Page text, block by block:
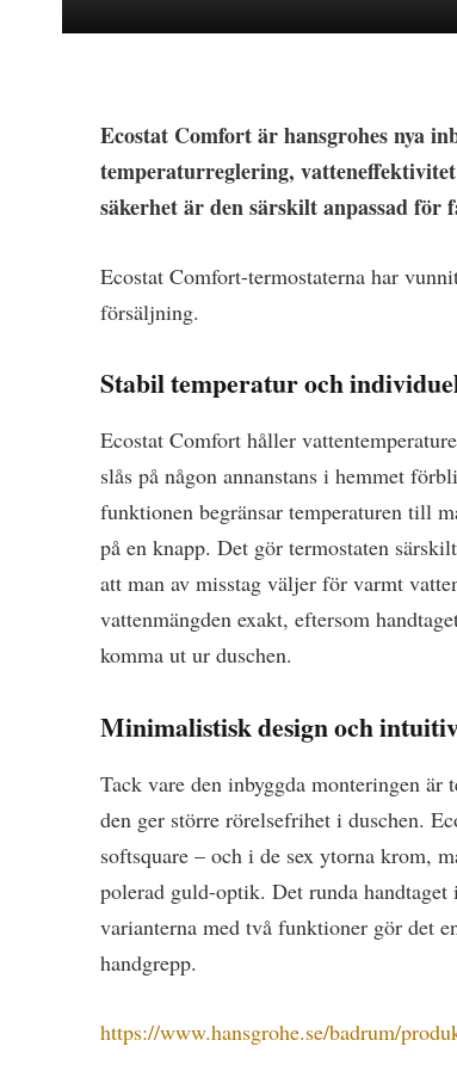
Ecostat Comfort är hansgrohes nya
temperaturreglering,
säkerhet är den särskilt anpassad
Ecostat Comfort-termostaterna har
försäljning.
Stabil temperatur och
Ecostat Comfort håller
slås på någon annanstans i hemmet
funktionen begränsar temperaturen till
på en knapp. Det gör termostaten
att man av misstag väljer för varmt
vattenmängden exakt, eftersom
komma ut ur duschen.
Minimalistisk design och
Tack vare den inbyggda monteringen
den ger större rörelsefrihet i duschen.
softsquare – och i de sex ytorna krom,
polerad guld-optik. Det runda
varianterna med två funktioner gör det
handgrepp.
https://www.hansgrohe.se/badrum/